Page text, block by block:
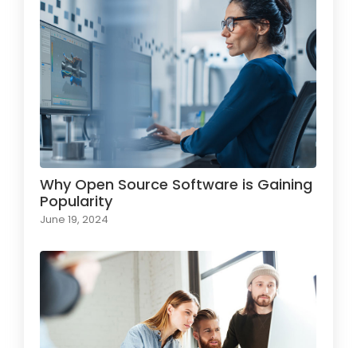
Why Open Source Software is Gaining
Popularity
June 19, 2024